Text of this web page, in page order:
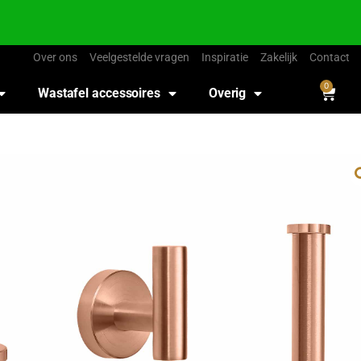
Over ons Veelgestelde vragen Inspiratie Zakelijk Contact
Wastafel accessoires Overig 0